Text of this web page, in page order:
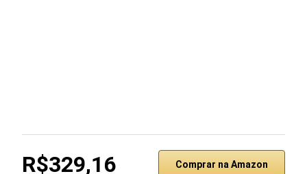
R$329,16 Comprar na Amazon